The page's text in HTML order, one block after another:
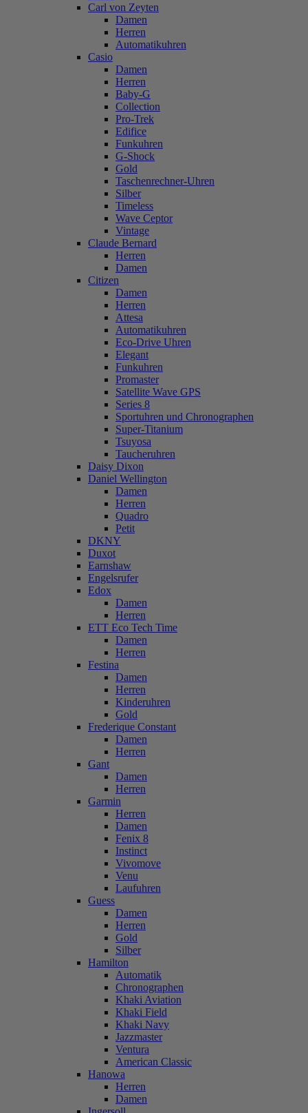
Carl von Zeyten
Damen
Herren
Automatikuhren
Casio
Damen
Herren
Baby-G
Collection
Pro-Trek
Edifice
Funkuhren
G-Shock
Gold
Taschenrechner-Uhren
Silber
Timeless
Wave Ceptor
Vintage
Claude Bernard
Herren
Damen
Citizen
Damen
Herren
Attesa
Automatikuhren
Eco-Drive Uhren
Elegant
Funkuhren
Promaster
Satellite Wave GPS
Series 8
Sportuhren und Chronographen
Super-Titanium
Tsuyosa
Taucheruhren
Daisy Dixon
Daniel Wellington
Damen
Herren
Quadro
Petit
DKNY
Duxot
Earnshaw
Engelsrufer
Edox
Damen
Herren
ETT Eco Tech Time
Damen
Herren
Festina
Damen
Herren
Kinderuhren
Gold
Frederique Constant
Damen
Herren
Gant
Damen
Herren
Garmin
Herren
Damen
Fenix 8
Instinct
Vivomove
Venu
Laufuhren
Guess
Damen
Herren
Gold
Silber
Hamilton
Automatik
Chronographen
Khaki Aviation
Khaki Field
Khaki Navy
Jazzmaster
Ventura
American Classic
Hanowa
Herren
Damen